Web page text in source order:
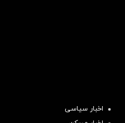
اخبار سیاسی